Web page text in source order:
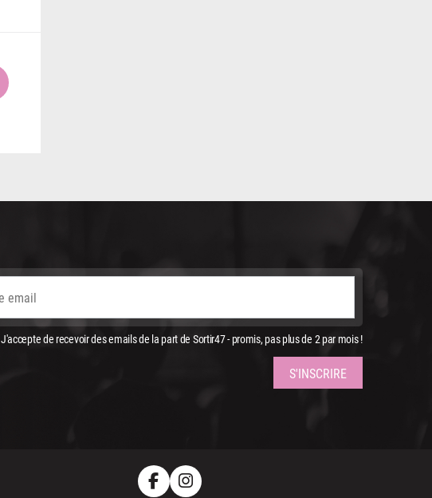
J'accepte de recevoir des emails de la part de Sortir47 - promis, pas plus de 2 par mois !